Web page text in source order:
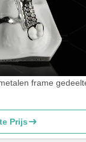
frame
Prijs